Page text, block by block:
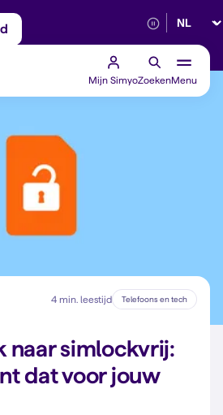
Betrouwbaar
Mijn SimyoZoekenMenu
4 min. leestijd Telefoons en tech
naar simlockvrij:
dat voor jouw